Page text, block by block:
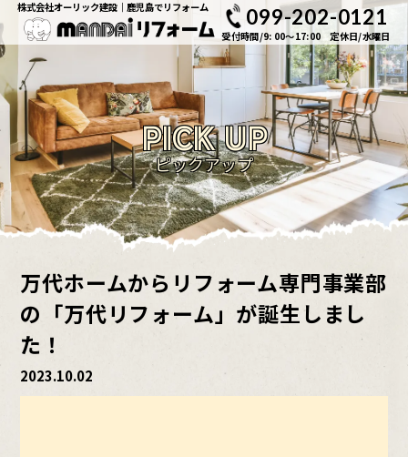
株式会社オーリック建設｜鹿児島でリフォーム 099-202-0121
受付時間/9: 00～17:00 定休日/水曜日
PICK UP
ピックアップ
万代ホームからリフォーム専門事業部
の「万代リフォーム」が誕生しまし
た！
2023.10.02